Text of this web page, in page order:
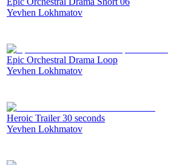
Yevhen Lokhmatov
Epic Orchestral Drama Loop
Yevhen Lokhmatov
Heroic Trailer 30 seconds
Yevhen Lokhmatov